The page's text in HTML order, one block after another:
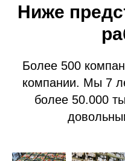
Ниже
Более 500
компании. Мы 7
более 50.000